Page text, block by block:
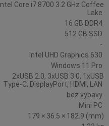
Intel Core i7 8700 3.2 GHz Coffee
Lake
16 GB DDR4
512 GB SSD
-
Intel UHD Graphics 630
Windows 11 Pro
2xUSB 2.0, 3xUSB 3.0, 1xUSB
Type-C, DisplayPort, HDMI, LAN
bez výbavy
Mini PC
179 × 36.5 × 182.9 (mm)